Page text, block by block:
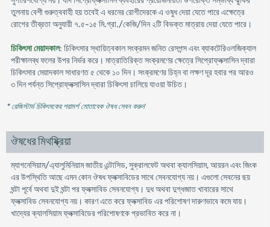
তুলনায় বেশী গুরুত্ববাহী হয় তবেই এ ধরনের রোগীদেরকে এ ওষুধ দেয়া যেতে পারে এক্ষেত্রে
রোগের তীব্রতা অনুযায়ী ৭.৫-১৫ মি.গ্রা./কেজি/দিন ২টি বিভক্ত মাত্রায় দেয়া যেতে পারে।
চিকিৎসা মেয়াদকাল: চিকিৎসার স্থায়িত্বকাল সংক্রমন জনিত রেসপন্স এবং ব্যাকটেরিওলজিক্যাল
পরীক্ষালব্ধ ফলের উপর নির্ভর করে। মাত্রাতিরিক্ত সংক্রমণের ক্ষেত্রে সিপ্রোফ্লক্সাসিন দ্বারা
চিকিৎসার মেয়াদকাল সাধারণত ৫ থেকে ১০ দিন। সংক্রমণের চিহ্ন বা লক্ষণ দূর হবার পর আরও
৩ দিন পর্যন্ত সিপ্রোফ্লক্সাসিন দ্বারা চিকিৎসা চালিয়ে যাওয়া উচিত।
* রেজিস্টার্ড চিকিৎসকের পরামর্শ মোতাবেক ঔষধ সেবন করুন'
ঔষধের মিথষ্ক্রিয়া
ম্যাগনেসিয়াম/এ্যালুমিনিয়াম জাতীয় এন্টাসিড, সুক্রালফেট অথবা ক্যালসিয়াম, আয়রন এবং জিংক
এর উপস্থিতি আছে এমন কোন ঔষধ ফ্লক্সাবিডের সাথে সেবনযোগ্য নয়। এগুলো সেবনের ছয়
ঘন্টা পূর্বে অথবা দুই ঘন্টা পর ফ্লক্সাবিড সেবনযোগ্য। দুধ অথবা দুগ্ধজাত খাবারের সাথে
ফ্লক্সাবিড সেবনযোগ্য নয়। কারণ এতে করে ফ্লক্সাবিড এর পরিশোষণ দারুণভাবে কমে যায়।
খাদ্যের ক্যালসিয়াম ফ্লক্সাবিডের পরিশোষণকে প্রভাবিত করে না।